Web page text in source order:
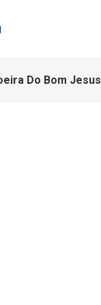
Do Bom Jesus